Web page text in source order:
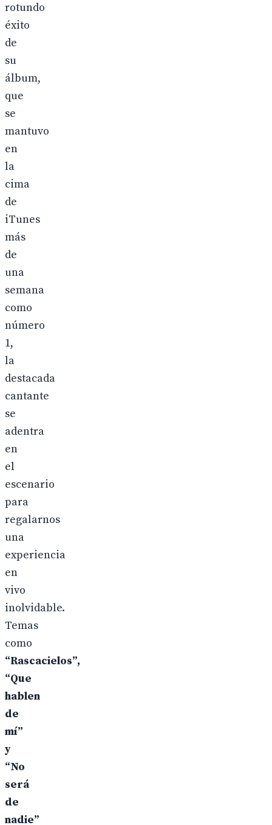
rotundo
éxito
de
su
álbum,
que
se
mantuvo
en
la
cima
de
iTunes
más
de
una
semana
como
número
1,
la
destacada
cantante
se
adentra
en
el
escenario
para
regalarnos
una
experiencia
en
vivo
inolvidable.
Temas
como
“Rascacielos”,
“Que
hablen
de
mí”
y
“No
será
de
nadie”